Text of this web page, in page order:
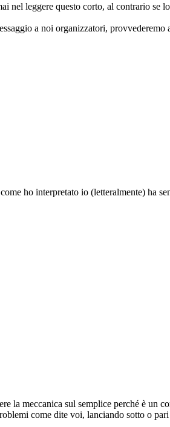
leggere questo corto, al contrario se
a noi organizzatori,
ho interpretato io (letteralmente) ha
la meccanica sul semplice perché è un
come dite voi, lanciando sotto o